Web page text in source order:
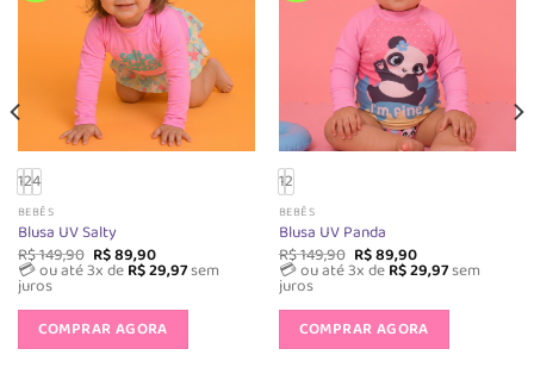
124
BEBÊS
Blusa UV Salty
R$149,90 O
preço
original
R$ 149,90.
R$89,90O
preço
atual
R$ 89,90.
💳 ou até 3x deR$29,97sem
juros
COMPRAR AGORA
12
BEBÊS
Blusa UV Panda
R$149,90 O
preço
original
R$ 149,90.
R$89,90O
preço
atual
R$ 89,90.
💳 ou até 3x deR$29,97sem
juros
COMPRAR AGORA